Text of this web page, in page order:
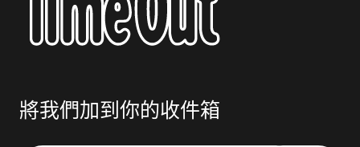
將我們加到你的收件箱